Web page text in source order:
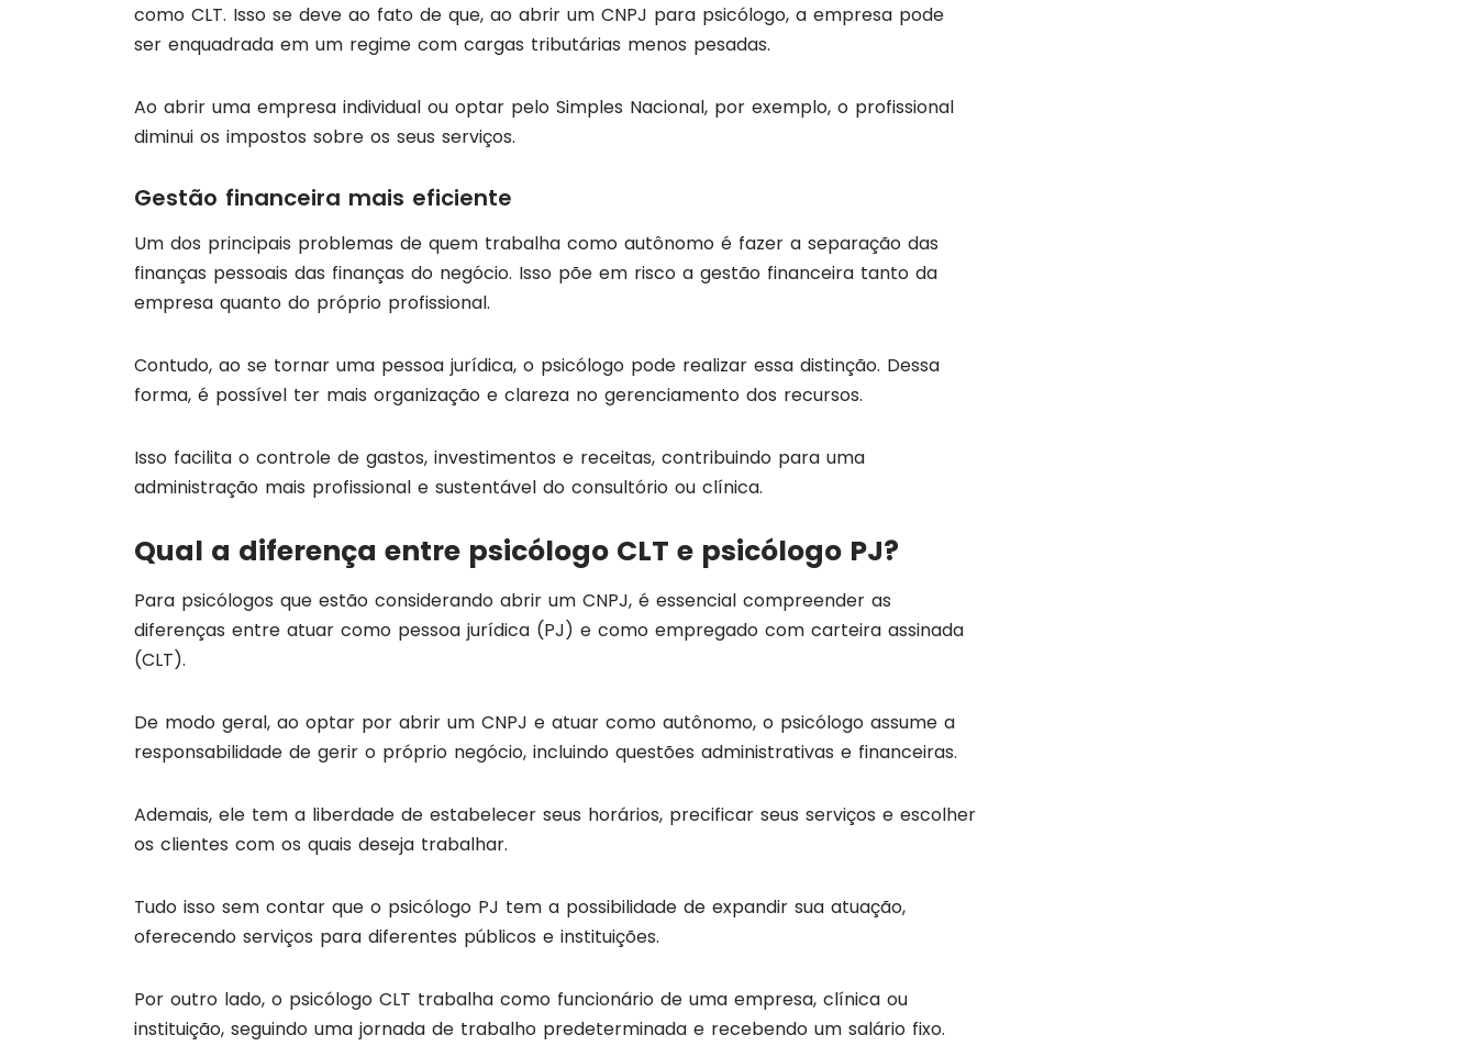
como CLT. Isso se deve ao fato de que, ao abrir um CNPJ para psicólogo, a empresa pode
ser enquadrada em um regime com cargas tributárias menos pesadas.
Ao abrir uma empresa individual ou optar pelo Simples Nacional, por exemplo, o profissional
diminui os impostos sobre os seus serviços.
Gestão financeira mais eficiente
Um dos principais problemas de quem trabalha como autônomo é fazer a separação das
finanças pessoais das finanças do negócio. Isso põe em risco a gestão financeira tanto da
empresa quanto do próprio profissional.
Contudo, ao se tornar uma pessoa jurídica, o psicólogo pode realizar essa distinção. Dessa
forma, é possível ter mais organização e clareza no gerenciamento dos recursos.
Isso facilita o controle de gastos, investimentos e receitas, contribuindo para uma
administração mais profissional e sustentável do consultório ou clínica.
Qual a diferença entre psicólogo CLT e psicólogo PJ?
Para psicólogos que estão considerando abrir um CNPJ, é essencial compreender as
diferenças entre atuar como pessoa jurídica (PJ) e como empregado com carteira assinada
(CLT).
De modo geral, ao optar por abrir um CNPJ e atuar como autônomo, o psicólogo assume a
responsabilidade de gerir o próprio negócio, incluindo questões administrativas e financeiras.
Ademais, ele tem a liberdade de estabelecer seus horários, precificar seus serviços e escolher
os clientes com os quais deseja trabalhar.
Tudo isso sem contar que o psicólogo PJ tem a possibilidade de expandir sua atuação,
oferecendo serviços para diferentes públicos e instituições.
Por outro lado, o psicólogo CLT trabalha como funcionário de uma empresa, clínica ou
instituição, seguindo uma jornada de trabalho predeterminada e recebendo um salário fixo.